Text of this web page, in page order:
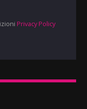
Privacy Policy